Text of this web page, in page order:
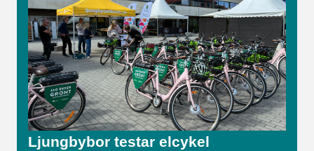
Ljungbybor testar elcykel